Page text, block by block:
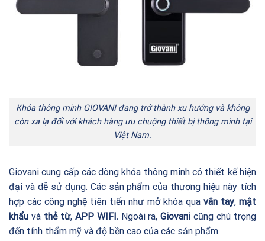
Khóa thông minh GIOVANI đang trở thành xu hướng và không
còn xa lạ đối với khách hàng ưu chuộng thiết bị thông minh tại
Việt Nam.
Giovani cung cấp các dòng khóa thông minh có thiết kế hiện
đại và dễ sử dụng. Các sản phẩm của thương hiệu này tích
hợp các công nghệ tiên tiến như mở khóa qua vân tay,mật
khẩu vàthẻ từ, APP WIFI.Ngoài ra,Giovani cũng chú trọng
đến tính thẩm mỹ và độ bền cao của các sản phẩm.